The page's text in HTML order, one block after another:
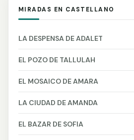
MIRADAS EN CASTELLANO
LA DESPENSA DE ADALET
EL POZO DE TALLULAH
EL MOSAICO DE AMARA
LA CIUDAD DE AMANDA
EL BAZAR DE SOFIA